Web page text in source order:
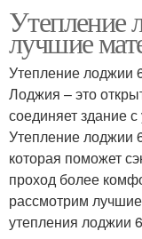
Утепление
лучшие
Утепление лоджии
Лоджия – это
соединяет здание
Утепление лоджии
которая поможет
проход более
рассмотрим
утепления лоджии